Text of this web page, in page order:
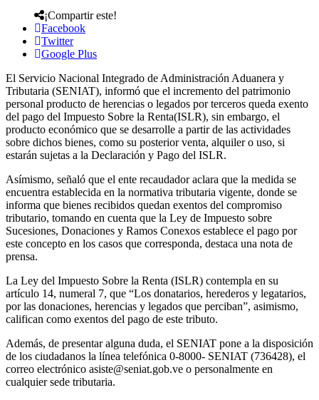
¡Compartir este!
Facebook
Twitter
Google Plus
El Servicio Nacional Integrado de Administración Aduanera y
Tributaria (SENIAT), informó que el incremento del patrimonio
personal producto de herencias o legados por terceros queda exento
del pago del Impuesto Sobre la Renta(ISLR), sin embargo, el
producto económico que se desarrolle a partir de las actividades
sobre dichos bienes, como su posterior venta, alquiler o uso, si
estarán sujetas a la Declaración y Pago del ISLR.
Asímismo, señaló que el ente recaudador aclara que la medida se
encuentra establecida en la normativa tributaria vigente, donde se
informa que bienes recibidos quedan exentos del compromiso
tributario, tomando en cuenta que la Ley de Impuesto sobre
Sucesiones, Donaciones y Ramos Conexos establece el pago por
este concepto en los casos que corresponda, destaca una nota de
prensa.
La Ley del Impuesto Sobre la Renta (ISLR) contempla en su
artículo 14, numeral 7, que “Los donatarios, herederos y legatarios,
por las donaciones, herencias y legados que perciban”, asimismo,
califican como exentos del pago de este tributo.
Además, de presentar alguna duda, el SENIAT pone a la disposición
de los ciudadanos la línea telefónica 0-8000- SENIAT (736428), el
correo electrónico asiste@seniat.gob.ve o personalmente en
cualquier sede tributaria.